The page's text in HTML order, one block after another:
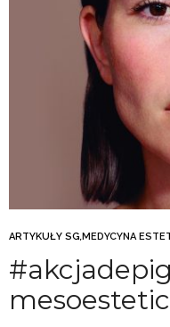
ARTYKUŁY SG,MEDYCYNA